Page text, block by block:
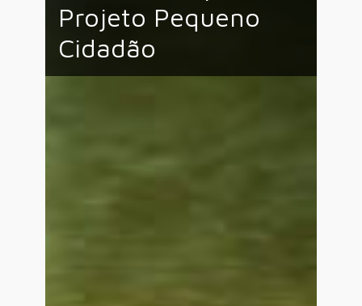
Projeto Pequeno
Cidadão